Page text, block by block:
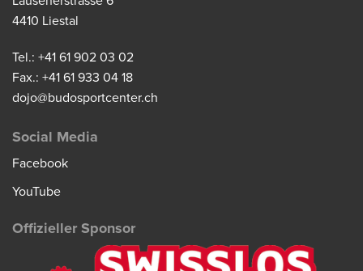
4410 Liestal
Tel.: +41 61 902 03 02
Fax.: +41 61 933 04 18
dojo@budosportcenter.ch
Social Media
Facebook
YouTube
Offizieller Sponsor